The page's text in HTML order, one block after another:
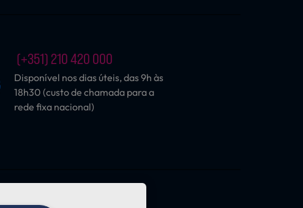
(+351) 210 420 000
Disponível nos dias úteis, das 9h às
18h30 (custo de chamada para a
rede fixa nacional)